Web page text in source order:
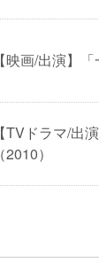
【映画/出演】
【TVドラマ/出
（2010）